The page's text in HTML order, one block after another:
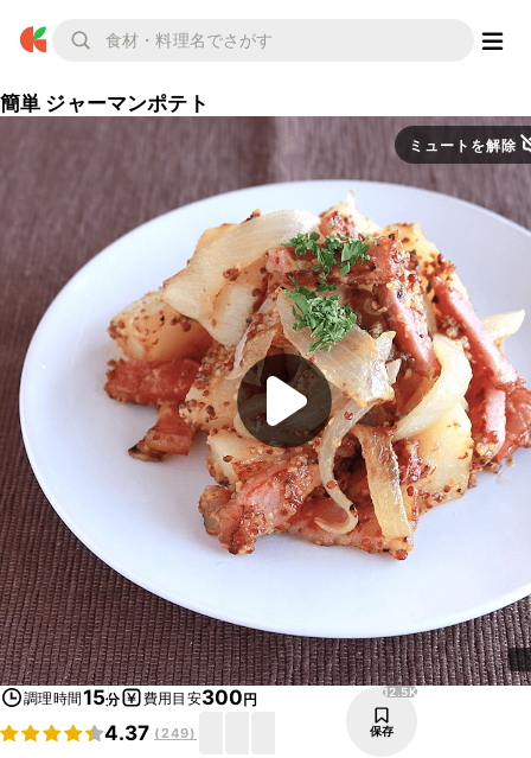
簡単 ジャーマンポテト
ミュートを解除
調理時間15分 費用目安300円
4.37 (249)
12.5K
保存